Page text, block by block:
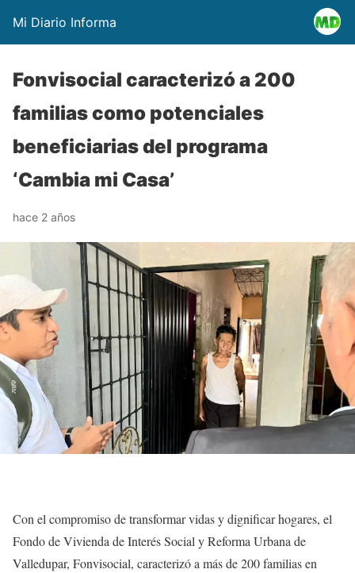
Mi Diario Informa
Fonvisocial caracterizó a 200
familias como potenciales
beneficiarias del programa
‘Cambia mi Casa’
hace 2 años
Con el compromiso de transformar vidas y dignificar hogares, el
Fondo de Vivienda de Interés Social y Reforma Urbana de
Valledupar, Fonvisocial, caracterizó a más de 200 familias en